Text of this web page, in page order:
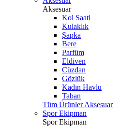
Aksesuar
Kol Saati
Kulaklık
Şapka
Bere
Parfüm
Eldiven
Cüzdan
Gözlük
Kadın Havlu
Taban
Tüm Ürünler Aksesuar
Spor Ekipman
Spor Ekipman